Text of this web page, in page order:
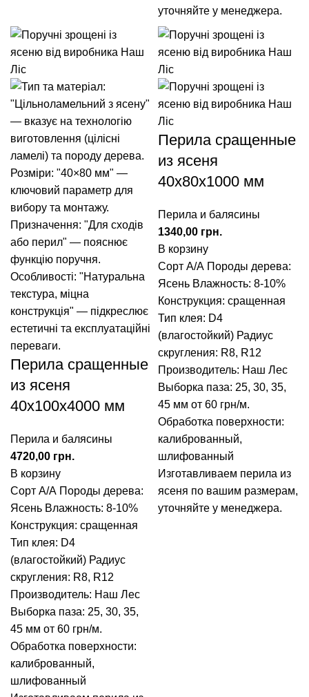
уточняйте у менеджера.
Перила сращенные
из ясеня
40x100x4000 мм
Перила и балясины
грн.
В корзину
Сорт А/А Породы дерева:
Ясень Влажность: 8-10%
Конструкция: сращенная
Тип клея: D4
(влагостойкий) Радиус
скругления: R8, R12
Производитель: Наш Лес
Выборка паза: 25, 30, 35,
45 мм от 60 грн/м.
Обработка поверхности:
калиброванный,
шлифованный
Перила сращенные
из ясеня
40x80x1000 мм
Перила и балясины
грн.
В корзину
Сорт А/А Породы дерева:
Ясень Влажность: 8-10%
Конструкция: сращенная
Тип клея: D4
(влагостойкий) Радиус
скругления: R8, R12
Производитель: Наш Лес
Выборка паза: 25, 30, 35,
45 мм от 60 грн/м.
Обработка поверхности:
калиброванный,
шлифованный
Изготавливаем перила из
ясеня по вашим размерам,
уточняйте у менеджера.